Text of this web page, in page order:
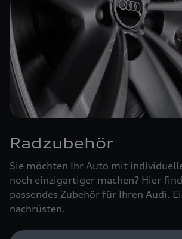
Radzubehör
Sie möchten Ihr Auto mit
noch einzigartiger machen? Hier
passendes Zubehör für Ihren Audi.
nachrüsten.